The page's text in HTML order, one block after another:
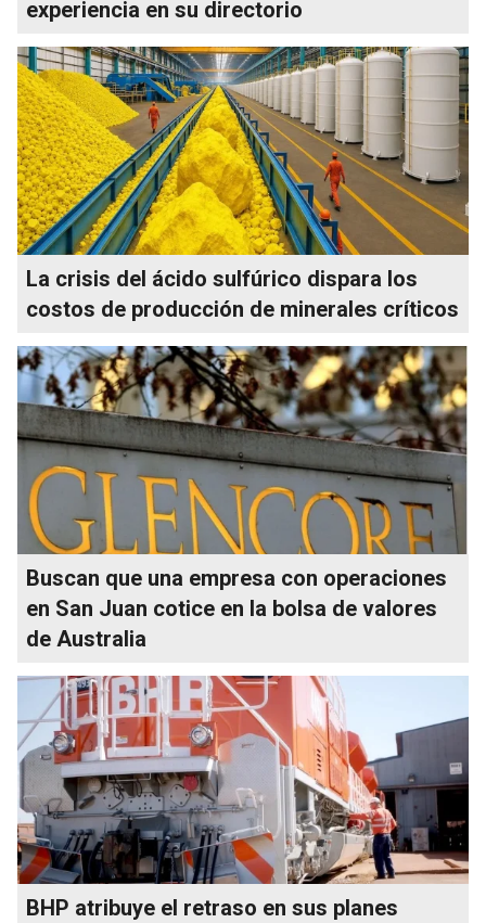
experiencia en su directorio
La crisis del ácido sulfúrico dispara los
costos de producción de minerales críticos
Buscan que una empresa con operaciones
en San Juan cotice en la bolsa de valores
de Australia
BHP atribuye el retraso en sus planes